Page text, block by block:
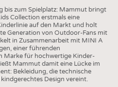
TERMINE
BRANCHENTERMINE
bis zum Spielplatz: Mammut bringt
Collection erstmals eine
auf den Markt und holt
Generation von Outdoor-Fans mit
in Zusammenarbeit mit MINI A
einer führenden
Marke für hochwertige Kinder-
Mammut damit eine Lücke im
Bekleidung, die technische
Design vereint.